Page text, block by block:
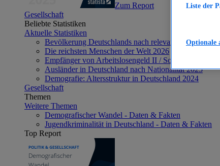
Zum Report
Gesellschaft
Beliebte Statistiken
Aktuelle Statistiken
Bevölkerung Deutschlands nach relevanten
Die reichsten Menschen der Welt 2026
Empfänger von Arbeitslosengeld II / Sozialgeld /
Ausländer in Deutschland nach Nationalität 2025
Demografie: Altersstruktur in Deutschland 2024
Gesellschaft
Themen
Weitere Themen
Demografischer Wandel - Daten & Fakten
Jugendkriminalität in Deutschland - Daten & Fakten
Top Report
Liste der
Optionale